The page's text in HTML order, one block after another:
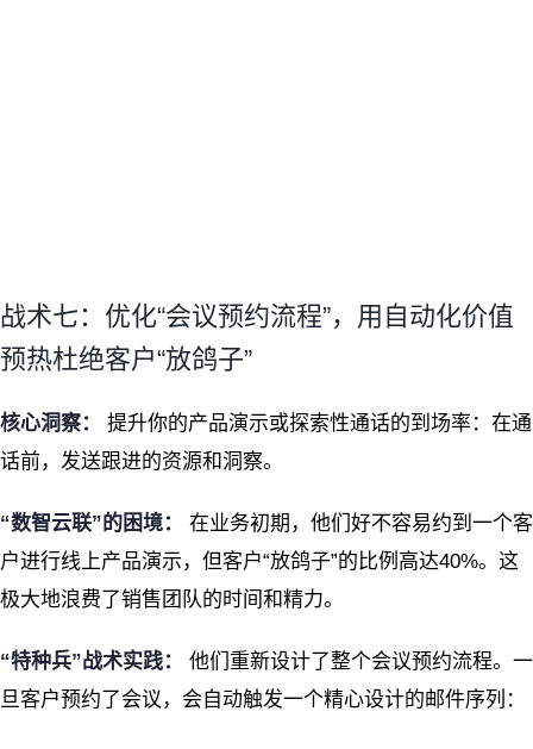
战术七：优化“会议预约流程”，用自动化价值
预热杜绝客户“放鸽子”
核心洞察：
提升你的产品演示或探索性通话的到场率：在通
话前，发送跟进的资源和洞察。
“数智云联”的困境：
在业务初期，他们好不容易约到一个客
户进行线上产品演示，但客户“放鸽子”的比例高达40%。这
极大地浪费了销售团队的时间和精力。
“特种兵”战术实践：
他们重新设计了整个会议预约流程。一
旦客户预约了会议，会自动触发一个精心设计的邮件序列：